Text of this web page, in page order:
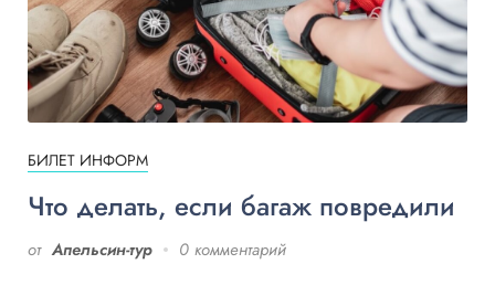
БИЛЕТ ИНФОРМ
Что делать, если багаж повредили
от Апельсин-тур 0 комментарий